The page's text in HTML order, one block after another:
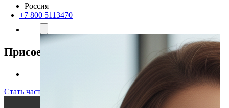
Россия
+7 800 5113470
Присоединяйтесь к нам
Стать частью команды!